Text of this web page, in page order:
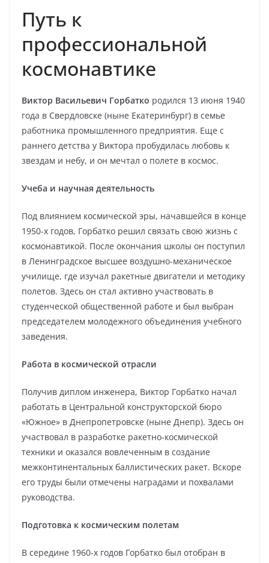
Путь к
профессиональной
космонавтике
Виктор Васильевич Горбатко родился 13 июня 1940
года в Свердловске (ныне Екатеринбург) в семье
работника промышленного предприятия. Еще с
раннего детства у Виктора пробудилась любовь к
звездам и небу, и он мечтал о полете в космос.
Учеба и научная деятельность
Под влиянием космической эры, начавшейся в конце
1950-х годов, Горбатко решил связать свою жизнь с
космонавтикой. После окончания школы он поступил
в Ленинградское высшее воздушно-механическое
училище, где изучал ракетные двигатели и методику
полетов. Здесь он стал активно участвовать в
студенческой общественной работе и был выбран
председателем молодежного объединения учебного
заведения.
Работа в космической отрасли
Получив диплом инженера, Виктор Горбатко начал
работать в Центральной конструкторской бюро
«Южное» в Днепропетровске (ныне Днепр). Здесь он
участвовал в разработке ракетно-космической
техники и оказался вовлеченным в создание
межконтинентальных баллистических ракет. Вскоре
его труды были отмечены наградами и похвалами
руководства.
Подготовка к космическим полетам
В середине 1960-х годов Горбатко был отобран в